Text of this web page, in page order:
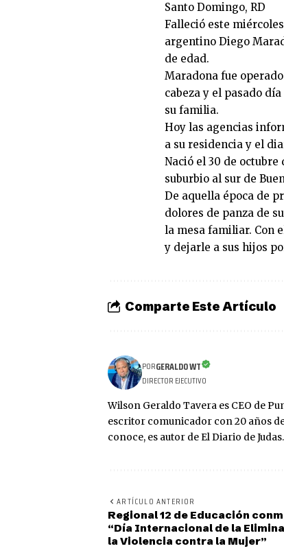
Santo Domingo, RD
Falleció este
argentino Diego
de edad.
Maradona fue
cabeza y el pasado
su familia.
Hoy las agencias
a su residencia y el
Nació el 30 de
suburbio al sur de
De aquella época de
dolores de panza de
la mesa familiar. Con
y dejarle a sus hijos
Comparte Este Artículo
PORGERALDO WT
DIRECTOR EJECUTIVO
Wilson Geraldo Tavera es CEO de
escritor comunicador con 20 años
conoce, es autor de El Diario de Judas.
ARTÍCULO ANTERIOR
Regional 12 de Educación
“Día Internacional de la
la Violencia contra la Mujer”